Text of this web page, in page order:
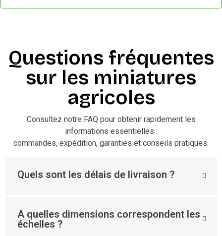
Questions fréquentes
sur les miniatures
agricoles
Consultez notre FAQ pour obtenir rapidement les
informations essentielles :
commandes, expédition, garanties et conseils pratiques.
Quels sont les délais de livraison ?
A quelles dimensions correspondent les
échelles ?